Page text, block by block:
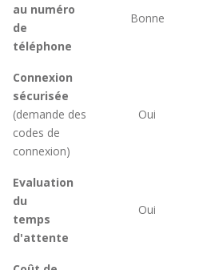
au numéro
de
téléphone
Bonne
Connexion
sécurisée
(demande des
codes de
connexion)
Oui
Evaluation
du
temps
d'attente
Oui